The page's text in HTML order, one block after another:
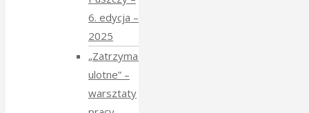
6. edycja –
2025
„Zatrzymać
ulotne” –
warsztaty